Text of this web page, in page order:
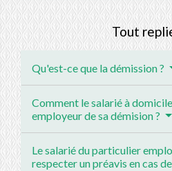
Tout
Qu'est-ce que la démission ?
Comment le salarié à
employeur de sa démision ?
Le salarié du particulier
respecter un préavis en cas